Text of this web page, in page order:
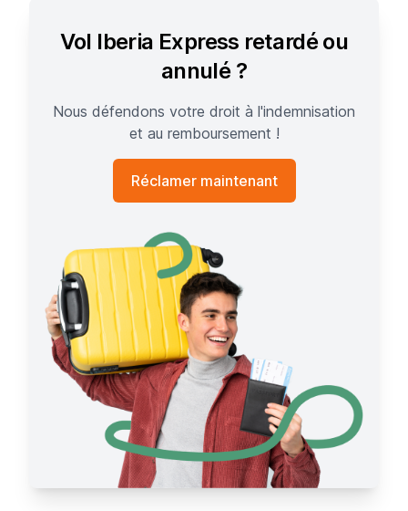
Vol Iberia Express retardé ou
annulé ?
Nous défendons votre droit à l'indemnisation
et au remboursement !
Réclamer maintenant